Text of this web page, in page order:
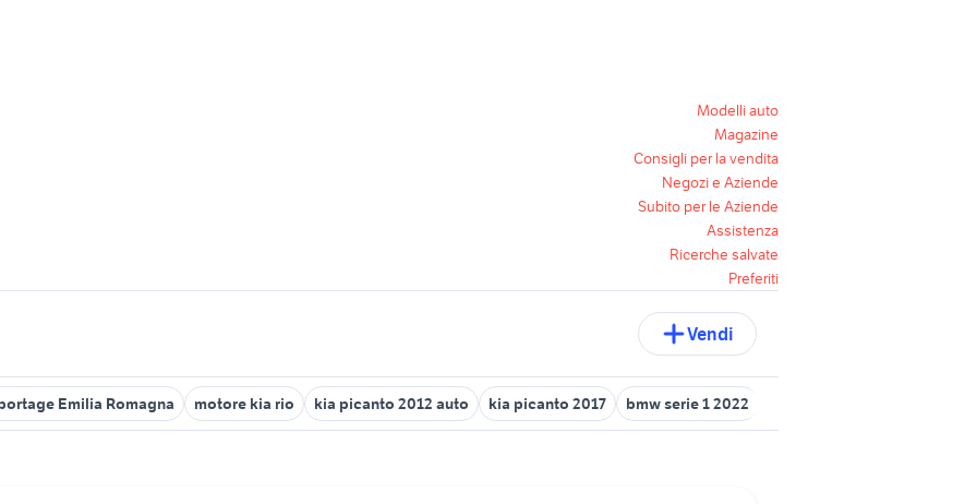
Modelli auto
Magazine
Consigli per la vendita
Negozi e Aziende
Subito per le Aziende
Assistenza
Ricerche salvate
Preferiti
Vendi
Emilia Romagna motore kia rio kia picanto 2012 auto kia picanto 2017 bmw serie 1 2022